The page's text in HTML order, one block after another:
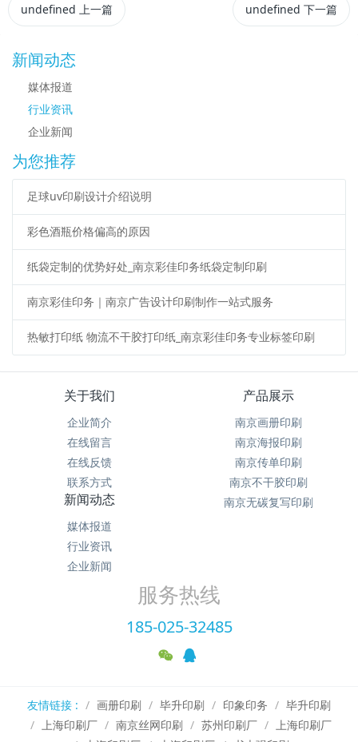
undefined 上一篇 undefined 下一篇
新闻动态
媒体报道
行业资讯
企业新闻
为您推荐
足球uv印刷设计介绍说明
彩色酒瓶价格偏高的原因
纸袋定制的优势好处_南京彩佳印务纸袋定制印刷
南京彩佳印务｜南京广告设计印刷制作一站式服务
热敏打印纸 物流不干胶打印纸_南京彩佳印务专业标签印刷
关于我们
企业简介
在线留言
在线反馈
联系方式
产品展示
南京画册印刷
南京海报印刷
南京传单印刷
南京不干胶印刷
南京无碳复写印刷
新闻动态
媒体报道
行业资讯
企业新闻
服务热线
185-025-32485
友情链接 : 画册印刷 毕升印刷 印象印务
毕升印刷
上海印刷厂
南京丝网印刷 苏州印刷厂
上海印刷厂